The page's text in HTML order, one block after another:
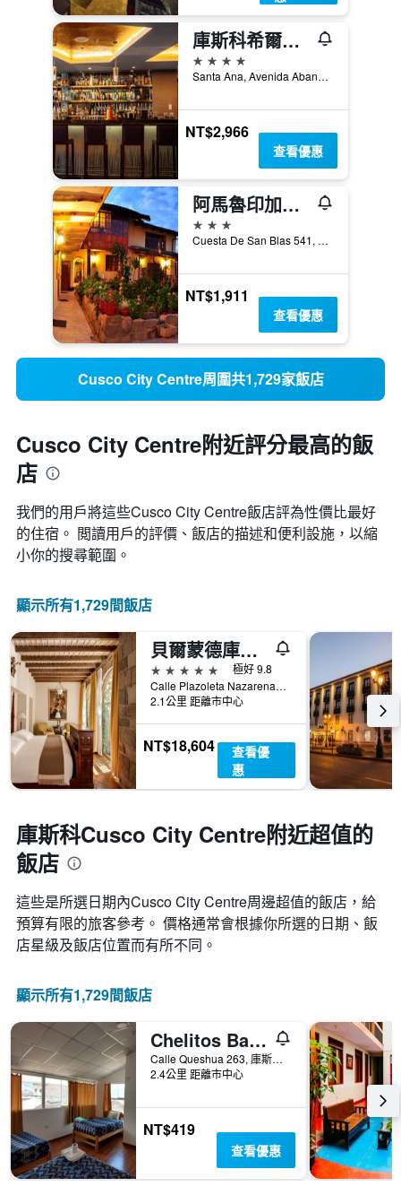
庫斯科希爾頓花園酒店
4星級
Santa Ana, Avenida Abancay 207, 庫斯科, 秘魯
NT$2,966
查看優惠
阿馬魯印加賓館
3星級
Cuesta De San Blas 541, 庫斯科, 秘魯
NT$1,911
查看優惠
Cusco City Centre周圍共1,729家飯店
Cusco City Centre附近評分最高的飯
店
我們的用戶將這些Cusco City Centre飯店評為性價比最好
的住宿。 閲讀用戶的評價、飯店的描述和便利設施，以縮
小你的搜尋範圍。
顯示所有1,729間飯店
貝爾蒙德庫斯科修道院酒店 - 庫斯科
5星級
極好 9.8
Calle Plazoleta Nazarenas 337, Cusco, 庫斯科, 秘魯
2.1公里 距離市中心
NT$18,604
查看優
惠
庫斯科Cusco City Centre附近超值的
飯店
這些是所選日期內Cusco City Centre​周邊超值的​飯店，給
預算有限的旅客參考。 價格通常會根據你所選的日期、飯
店星級及飯店位置而有所不同。
顯示所有1,729間飯店
Chelitos Backpacker
Calle Queshua 263, 庫斯科, 秘魯
2.4公里 距離市中心
NT$419
查看優惠